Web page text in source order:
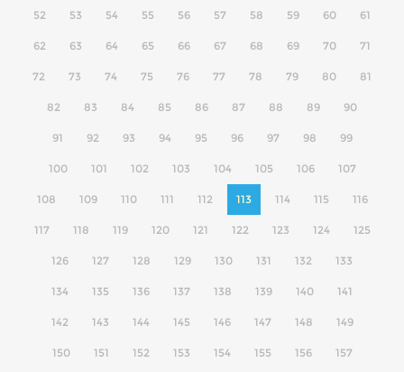
52 53 54 55 56 57 58 59 60 61
62 63 64 65 66 67 68 69 70 71
72 73 74 75 76 77 78 79 80 81
82 83 84 85 86 87 88 89 90
91 92 93 94 95 96 97 98 99
100 101 102 103 104 105 106 107
108 109 110 111 112 113 114 115 116
117 118 119 120 121 122 123 124 125
126 127 128 129 130 131 132 133
134 135 136 137 138 139 140 141
142 143 144 145 146 147 148 149
150 151 152 153 154 155 156 157